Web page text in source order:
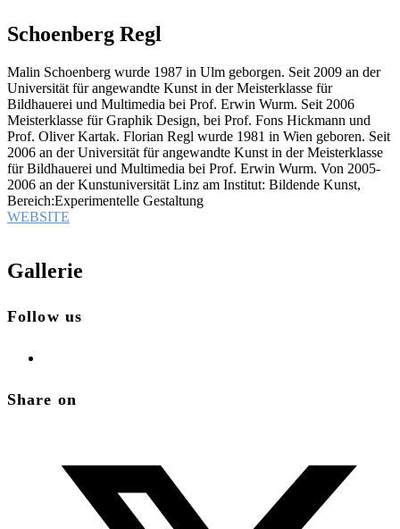
Schoenberg Regl
Malin Schoenberg wurde 1987 in Ulm geborgen. Seit 2009 an der
Universität für angewandte Kunst in der Meisterklasse für
Bildhauerei und Multimedia bei Prof. Erwin Wurm. Seit 2006
Meisterklasse für Graphik Design, bei Prof. Fons Hickmann und
Prof. Oliver Kartak. Florian Regl wurde 1981 in Wien geboren. Seit
2006 an der Universität für angewandte Kunst in der Meisterklasse
für Bildhauerei und Multimedia bei Prof. Erwin Wurm. Von 2005-
2006 an der Kunstuniversität Linz am Institut: Bildende Kunst,
Bereich:Experimentelle Gestaltung
WEBSITE
Gallerie
Follow us
Share on